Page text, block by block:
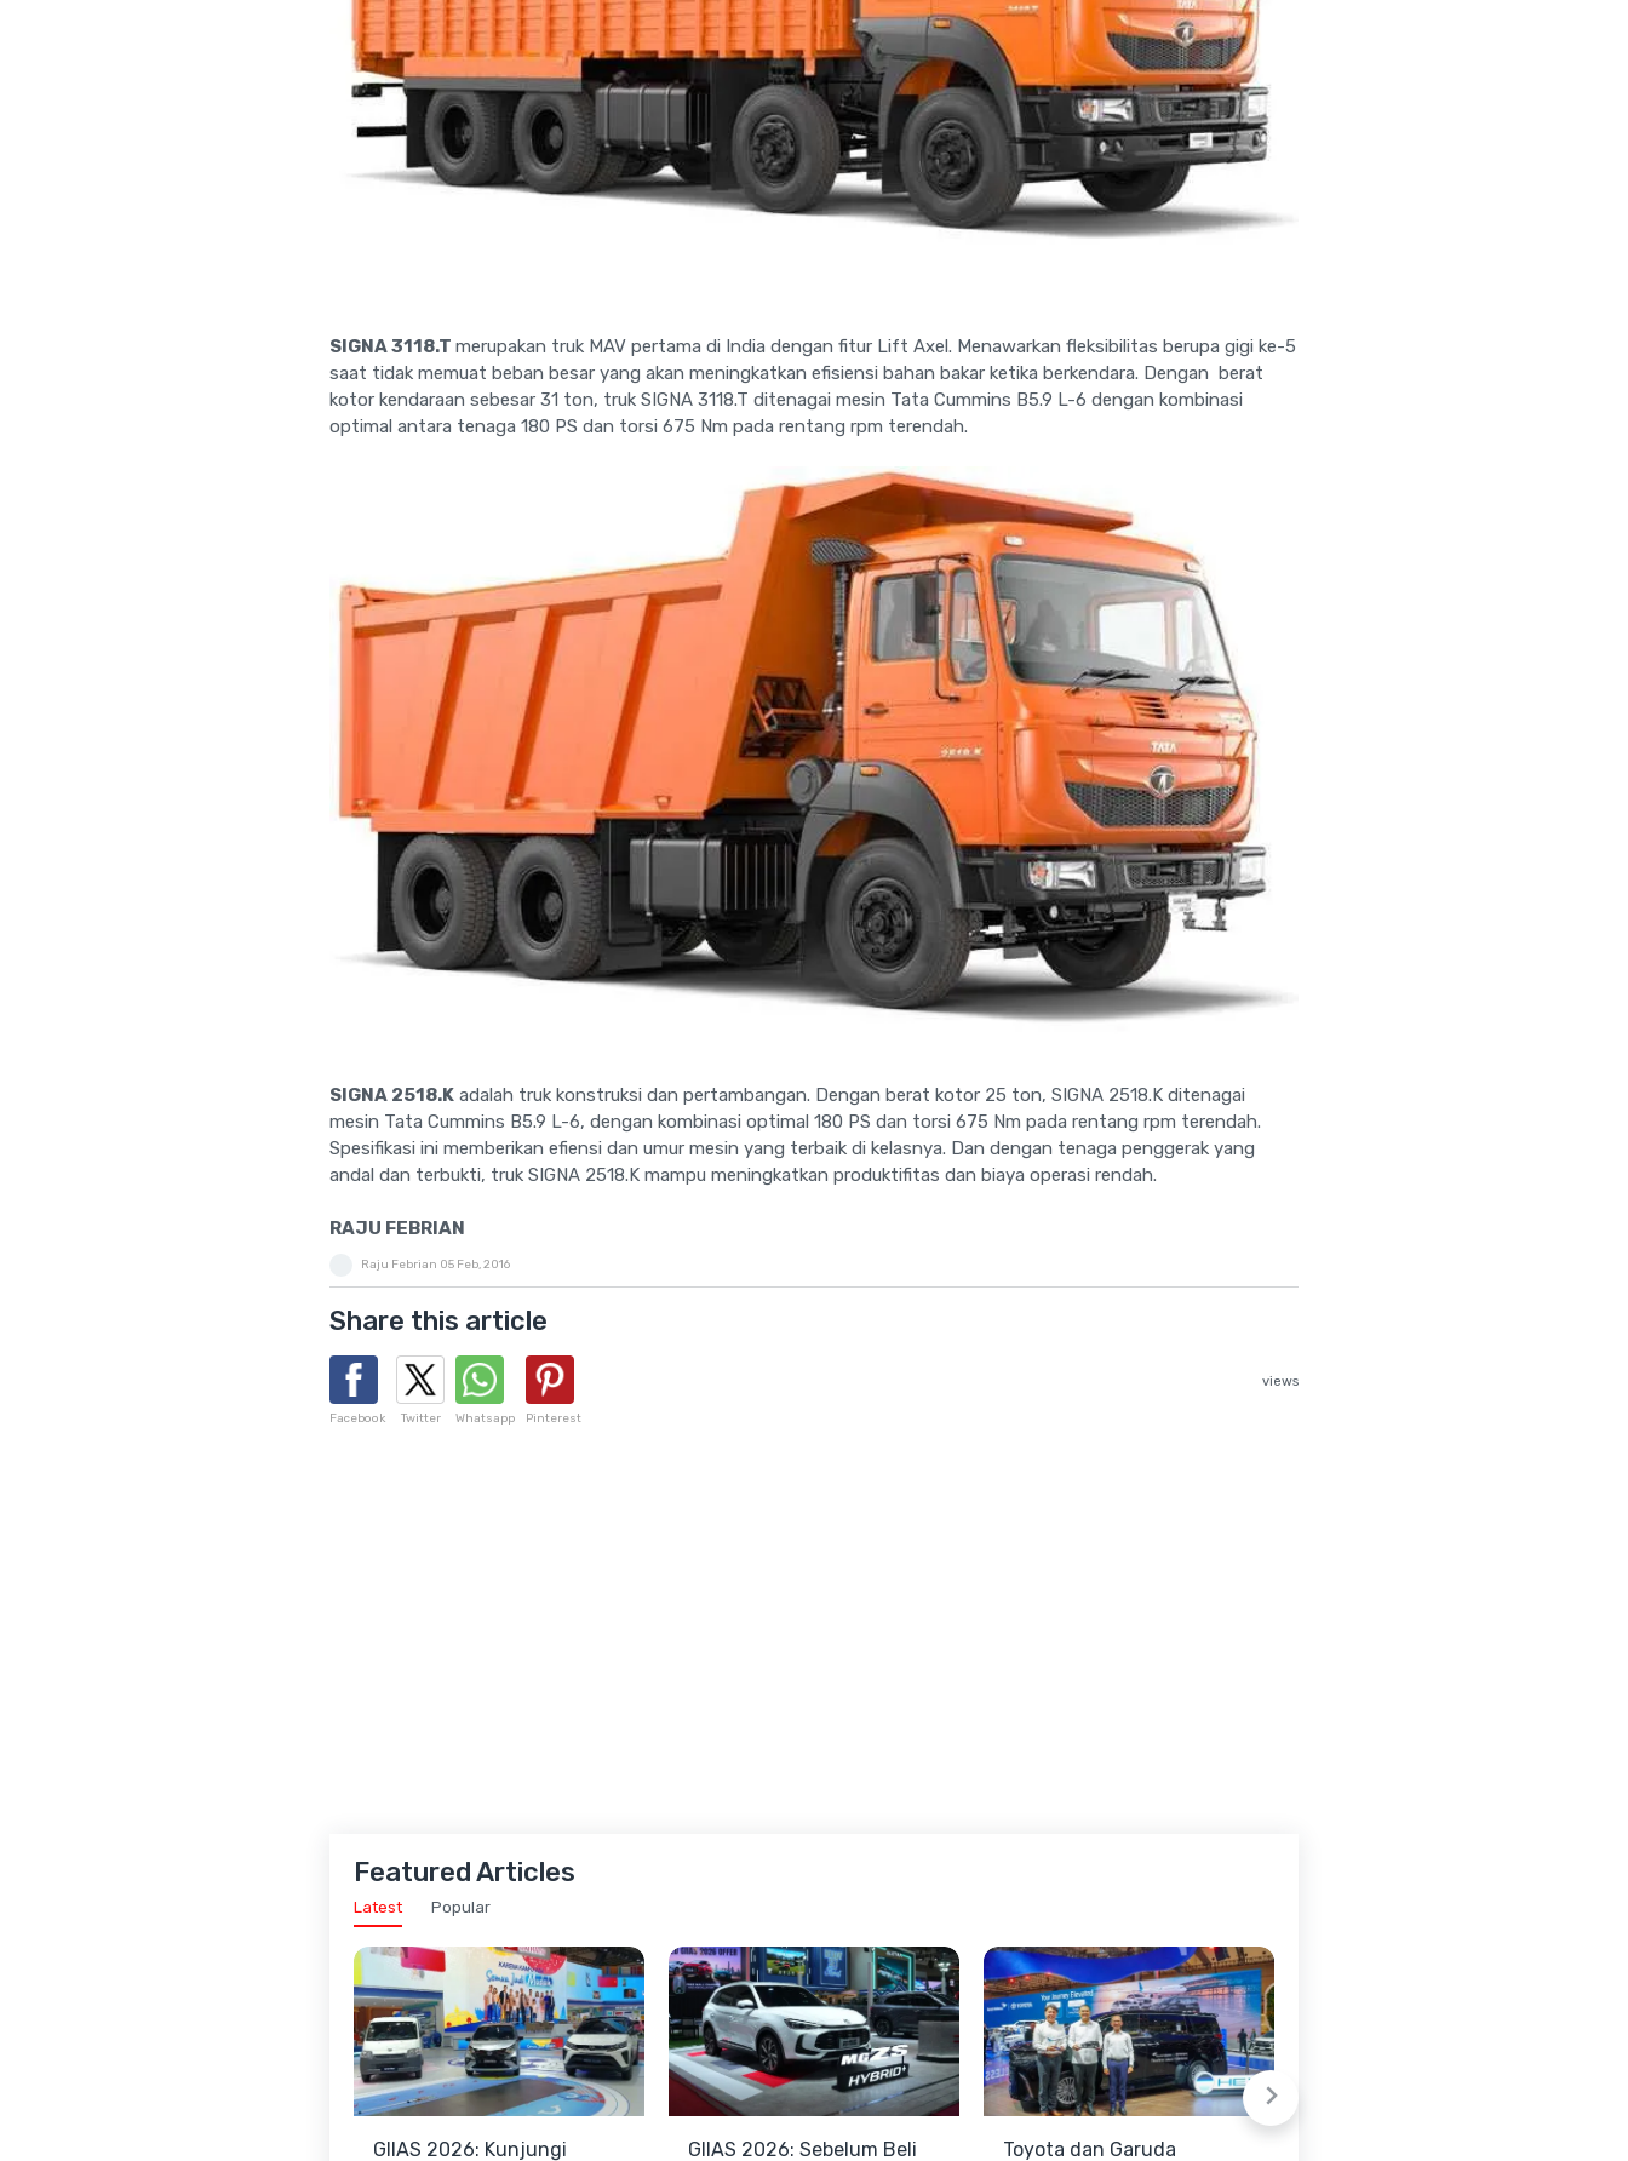
SIGNA 3118.T merupakan truk MAV pertama di India dengan fitur Lift Axel. Menawarkan fleksibilitas berupa gigi ke-5
saat tidak memuat beban besar yang akan meningkatkan efisiensi bahan bakar ketika berkendara. Dengan berat
kotor kendaraan sebesar 31 ton, truk SIGNA 3118.T ditenagai mesin Tata Cummins B5.9 L-6 dengan kombinasi
optimal antara tenaga 180 PS dan torsi 675 Nm pada rentang rpm terendah.
SIGNA 2518.K adalah truk konstruksi dan pertambangan. Dengan berat kotor 25 ton, SIGNA 2518.K ditenagai
mesin Tata Cummins B5.9 L-6, dengan kombinasi optimal 180 PS dan torsi 675 Nm pada rentang rpm terendah.
Spesifikasi ini memberikan efiensi dan umur mesin yang terbaik di kelasnya. Dan dengan tenaga penggerak yang
andal dan terbukti, truk SIGNA 2518.K mampu meningkatkan produktifitas dan biaya operasi rendah.
RAJU FEBRIAN
Raju Febrian 05 Feb, 2016
Share this article
Facebook Twitter Whatsapp Pinterest
views
Featured Articles
Latest Popular
GIIAS 2026: Kunjungi GIIAS 2026: Sebelum Beli Toyota dan Garuda